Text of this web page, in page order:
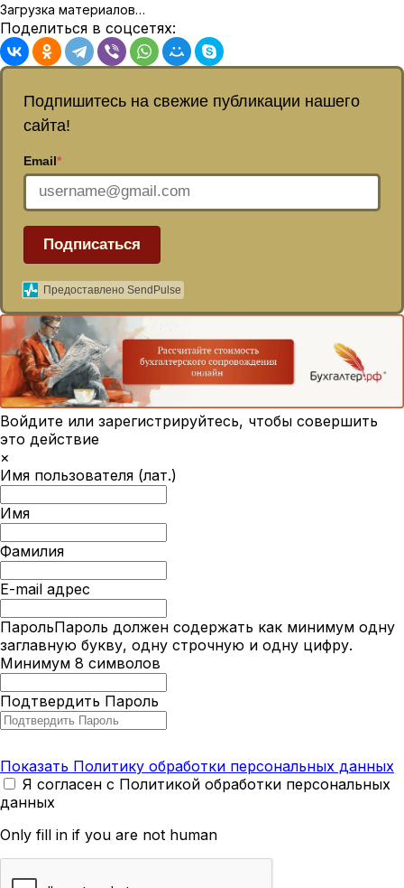
Загрузка материалов…
Поделиться в соцсетях:
Подпишитесь на свежие публикации нашего
сайта!
Email*
Подписаться
Предоставлено SendPulse
Войдите или зарегистрируйтесь, чтобы совершить
это действие
×
Имя пользователя (лат.)
Имя
Фамилия
E-mail адрес
ПарольПароль должен содержать как минимум одну
заглавную букву, одну строчную и одну цифру.
Минимум 8 символов
Подтвердить Пароль
Показать Политику обработки персональных данных
Я согласен с Политикой обработки персональных
данных
Only fill in if you are not human